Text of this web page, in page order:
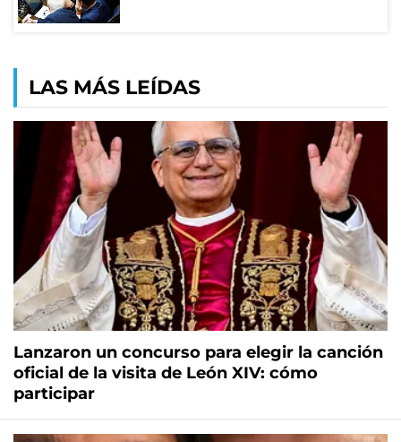
LAS MÁS LEÍDAS
Lanzaron un concurso para elegir la canción
oficial de la visita de León XIV: cómo
participar